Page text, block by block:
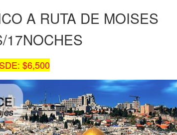
A RUTA DE MOISES
17NOCHES
$6,500